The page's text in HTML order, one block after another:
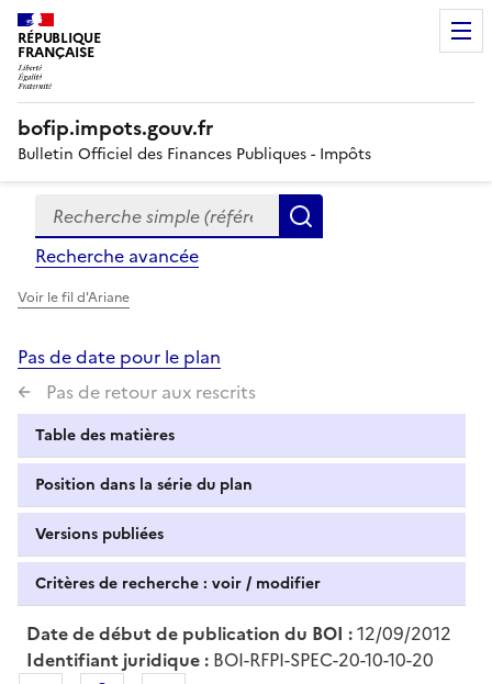
RÉPUBLIQUE
FRANÇAISE
bofip.impots.gouv.fr
Bulletin Officiel des Finances Publiques - Impôts
Formulaire
de
recherche
Recherche simple (références, mots clés, partie du
Recherche avancée
Voir le fil d'Ariane
Pas de date pour le plan
Pas de retour aux rescrits
Table des matières
Position dans la série du plan
Versions publiées
Critères de recherche : voir / modifier
Date de début de publication du BOI :12/09/2012
Identifiant juridique : BOI-RFPI-SPEC-20-10-10-20